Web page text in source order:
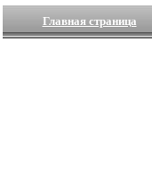
Главная страница